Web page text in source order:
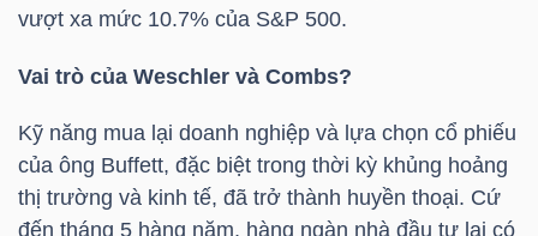
vượt xa mức 10.7% của S&P 500.
Vai trò của Weschler và Combs?
Kỹ năng mua lại doanh nghiệp và lựa chọn cổ phiếu
của ông Buffett, đặc biệt trong thời kỳ khủng hoảng
thị trường và kinh tế, đã trở thành huyền thoại. Cứ
đến tháng 5 hàng năm, hàng ngàn nhà đầu tư lại có
DÙNG
KHÔNG